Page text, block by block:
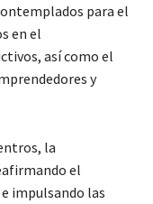
para el
en el
así como el
y
la
el
impulsando las